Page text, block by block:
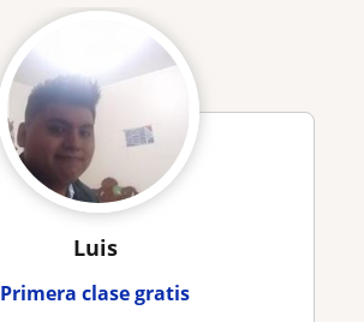
Luis
Primera clase gratis